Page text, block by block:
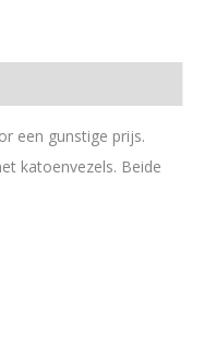
een gunstige prijs.
katoenvezels. Beide